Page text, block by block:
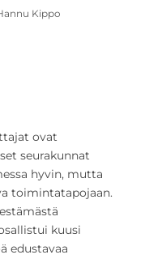
Kippo
ovat
seurakunnat
hyvin, mutta
toimintatapojaan.
kuusi
edustavaa